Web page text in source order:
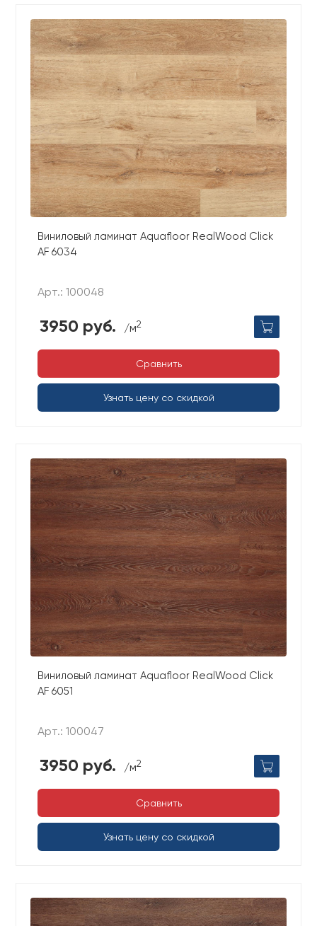
Виниловый ламинат Aquafloor RealWood Click
AF 6034
Арт.: 100048
3950 руб. /м2
Сравнить
Узнать цену со скидкой
Виниловый ламинат Aquafloor RealWood Click
AF 6051
Арт.: 100047
3950 руб. /м2
Сравнить
Узнать цену со скидкой